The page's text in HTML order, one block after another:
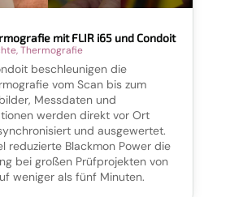
mit FLIR i65 und Condoit
,Thermografie
beschleunigen die
vom Scan bis zum
Messdaten und
werden direkt vor Ort
und ausgewertet.
reduzierte Blackmon Power die
bei großen Prüfprojekten von
weniger als fünf Minuten.